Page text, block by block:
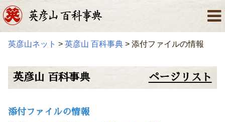
英彦山ネット > 英彦山 百科事典 > 添付ファイルの情報
英彦山 百科事典 ページリスト
添付ファイルの情報